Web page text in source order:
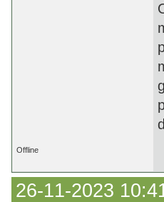
Offline
26-11-2023